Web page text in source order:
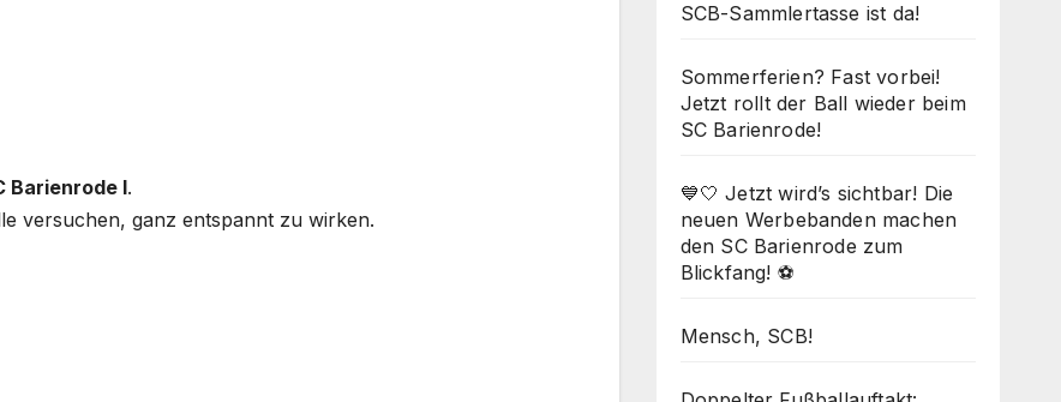
Barienrode I.
versuchen, ganz entspannt zu wirken.
SCB-Sammlertasse ist da!
Sommerferien? Fast vorbei!
Jetzt rollt der Ball wieder beim
SC Barienrode!
💙🤍 Jetzt wird’s sichtbar! Die
neuen Werbebanden machen
den SC Barienrode zum
Blickfang! ⚽
Mensch, SCB!